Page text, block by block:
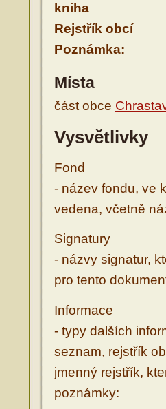
kniha
Rejstřík obcí
Poznámka:
Místa
část obce
Vysvětlivky
Fond
- název fondu, ve
vedena, včetně
Signatury
- názvy signatur,
pro tento
Informace
- typy dalších
seznam, rejstřík
jmenný rejstřík,
poznámky: